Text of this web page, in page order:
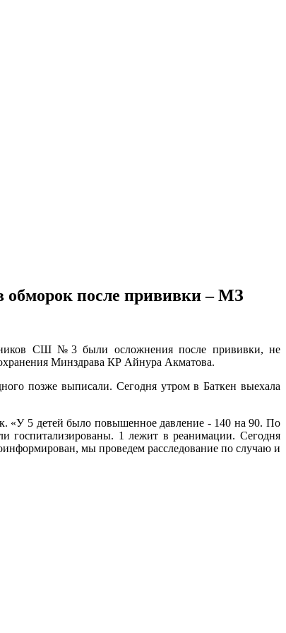
обморок после прививки – МЗ
СШ №3 были осложнения после прививки, не
Минздрава КР Айнура Акматова.
позже выписали. Сегодня утром в Баткен выехала
«У 5 детей было повышенное давление - 140 на 90. По
госпитализированы. 1 лежит в реанимации. Сегодня
мы проведем расследование по случаю и